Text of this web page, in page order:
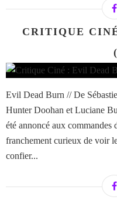
CRITIQUE
Evil Dead Burn // De
Hunter Doohan et Luciane
été annoncé aux
franchement curieux de voir
confier...